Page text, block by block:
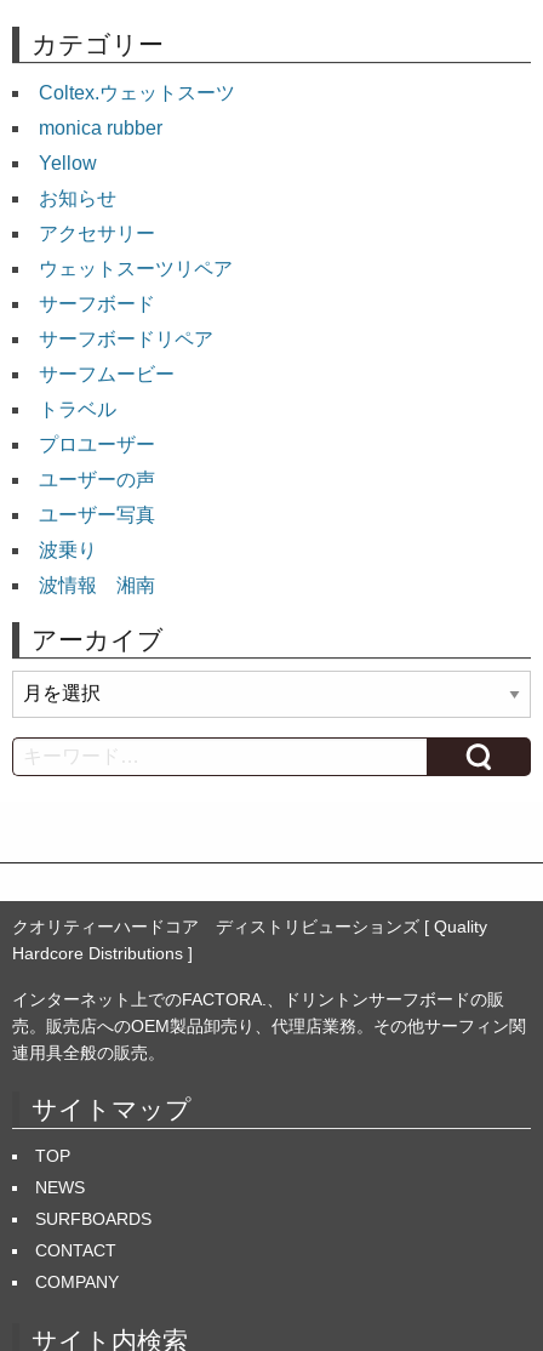
カテゴリー
Coltex.ウェットスーツ
monica rubber
Yellow
お知らせ
アクセサリー
ウェットスーツリペア
サーフボード
サーフボードリペア
サーフムービー
トラベル
プロユーザー
ユーザーの声
ユーザー写真
波乗り
波情報 湘南
アーカイブ
ー
カ
イ
Search
クオリティーハードコア ディストリビューションズ [ Quality
Hardcore Distributions ]
インターネット上でのFACTORA.、ドリントンサーフボードの販
売。販売店へのOEM製品卸売り、代理店業務。その他サーフィン関
連用具全般の販売。
サイトマップ
TOP
NEWS
SURFBOARDS
CONTACT
COMPANY
サイト内検索